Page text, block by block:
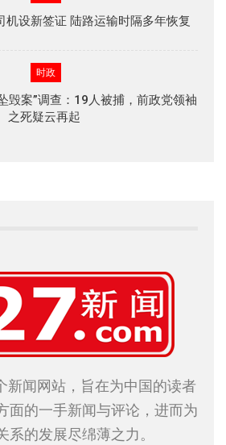
机设新签证 陆路运输时隔多年恢复
时政
毁案”调查：19人被捕，前政党领袖
之死疑云再起
新闻网站，旨在为中国的读者
面的一手新闻与评论，进而为
系的发展尽绵薄之力。